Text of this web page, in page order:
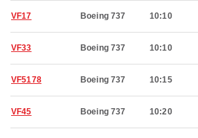
VF17 Boeing 737 10:10
VF33 Boeing 737 10:10
VF5178 Boeing 737 10:15
VF45 Boeing 737 10:20